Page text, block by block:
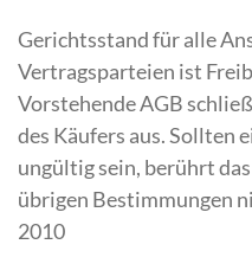
Gerichtsstand für alle
Vertragsparteien ist
Vorstehende AGB
des Käufers aus. Sollten
ungültig sein, berührt
übrigen Bestimmungen
2010